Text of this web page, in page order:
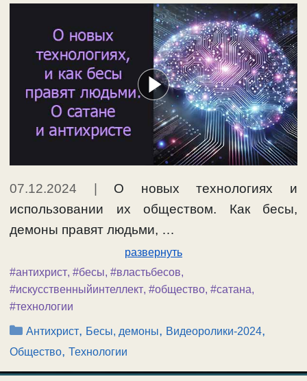
07.12.2024
О новых технологиях и
использовании их обществом. Как бесы,
демоны правят людьми, …
развернуть
#антихрист, #бесы, #властьбесов,
#искусственныйинтеллект, #общество, #сатана,
#технологии
Рубрики
Антихрист, Бесы, демоны, Видеоролики-2024,
Общество, Технологии